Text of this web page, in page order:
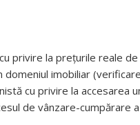
privire la prețurile reale de
domeniul imobiliar
cu privire la accesarea
de vânzare-cumpărare